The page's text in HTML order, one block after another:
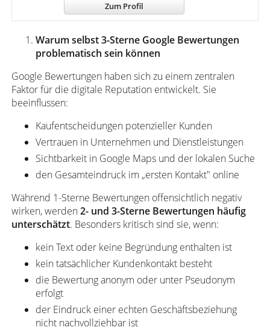
Zum Profil
Warum selbst 3-Sterne Google Bewertungen
problematisch sein können
Google Bewertungen haben sich zu einem zentralen
Faktor für die digitale Reputation entwickelt. Sie
beeinflussen:
Kaufentscheidungen potenzieller Kunden
Vertrauen in Unternehmen und Dienstleistungen
Sichtbarkeit in Google Maps und der lokalen Suche
den Gesamteindruck im „ersten Kontakt" online
Während 1-Sterne Bewertungen offensichtlich negativ
wirken, werden2- und 3-Sterne Bewertungen häufig
unterschätzt. Besonders kritisch sind sie, wenn:
kein Text oder keine Begründung enthalten ist
kein tatsächlicher Kundenkontakt besteht
die Bewertung anonym oder unter Pseudonym
erfolgt
der Eindruck einer echten Geschäftsbeziehung
nicht nachvollziehbar ist